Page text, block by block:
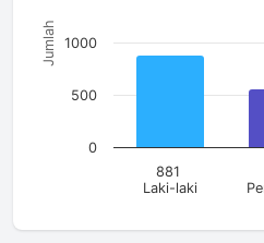
Jumlah
881
Laki-laki
0
500
1000